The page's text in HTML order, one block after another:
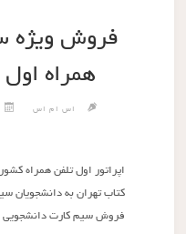
فروش ویژه
همراه اول
اس ام اس می
اپراتور اول تلفن همراه
کتاب تهران به دانشجویان